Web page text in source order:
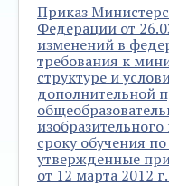
Приказ
Федерации от
изменений в
требования к
структуре и
дополнительной
сроку обучения
утвержденные
от 12 марта 2012